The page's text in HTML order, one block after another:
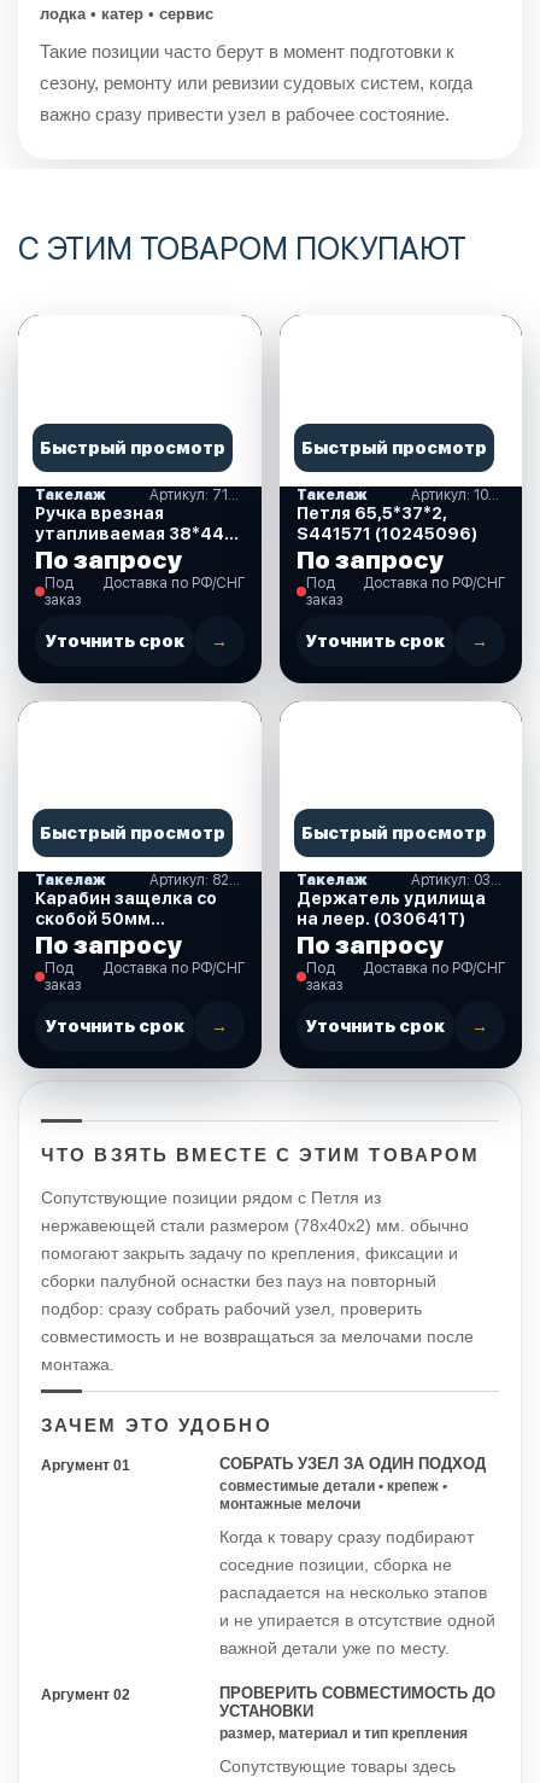
лодка • катер • сервис
Такие позиции часто берут в момент подготовки к
сезону, ремонту или ревизии судовых систем, когда
важно сразу привести узел в рабочее состояние.
С ЭТИМ ТОВАРОМ ПОКУПАЮТ
Быстрый просмотр
Такелаж
Ручка врезная
утапливаемая 38*44
мм (нерж) (710065)
По запросу
Под
заказ
Доставка по РФ/СНГ
Уточнить срок →
Быстрый просмотр
Такелаж Артикул: 10245096
Петля 65,5*37*2,
S441571 (10245096)
По запросу
Под
заказ
Доставка по РФ/СНГ
Уточнить срок →
Быстрый просмотр
Такелаж
Карабин защелка со
скобой 50мм
(82514050)
По запросу
Под
заказ
Доставка по РФ/СНГ
Уточнить срок →
Быстрый просмотр
Такелаж
Держатель удилища
на леер. (030641T)
По запросу
Под
заказ
Доставка по РФ/СНГ
Уточнить срок →
ЧТО ВЗЯТЬ ВМЕСТЕ С ЭТИМ ТОВАРОМ
Сопутствующие позиции рядом с Петля из
нержавеющей стали размером (78х40х2) мм. обычно
помогают закрыть задачу по крепления, фиксации и
сборки палубной оснастки без пауз на повторный
подбор: сразу собрать рабочий узел, проверить
совместимость и не возвращаться за мелочами после
монтажа.
ЗАЧЕМ ЭТО УДОБНО
Аргумент 01 СОБРАТЬ УЗЕЛ ЗА ОДИН ПОДХОД
совместимые детали • крепеж •
монтажные мелочи
Когда к товару сразу подбирают
соседние позиции, сборка не
распадается на несколько этапов
и не упирается в отсутствие одной
важной детали уже по месту.
Аргумент 02
ПРОВЕРИТЬ СОВМЕСТИМОСТЬ ДО
УСТАНОВКИ
размер, материал и тип крепления
Сопутствующие товары здесь